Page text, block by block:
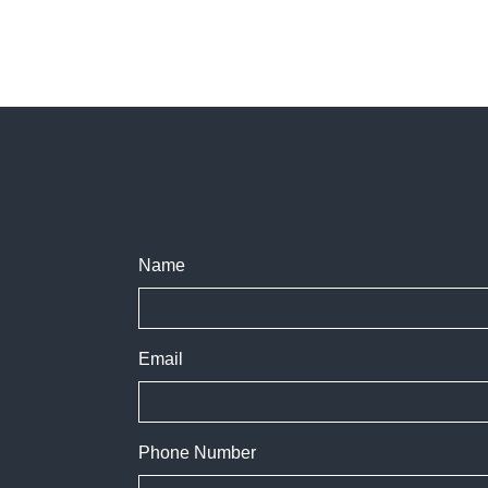
Name
Email
Phone Number